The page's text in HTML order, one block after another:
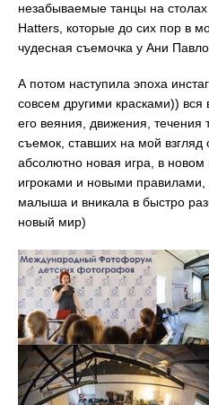
незабываемые танцы на
Hatters, которые до сих пор в
чудесная съемочка у Ани
А потом наступила эпоха
совсем другими красками))
его веяния, движения, течения
съемок, ставших на мой
абсолютно новая игра, в новом
игроками и новыми правилами,
малыша и вникала в быстро
новый мир)